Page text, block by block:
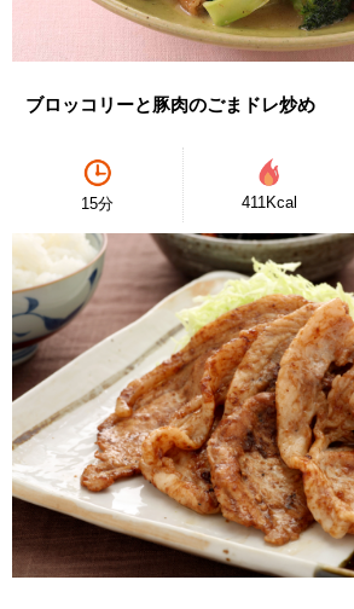
ブロッコリーと豚肉のごまドレ炒め
15分 411Kcal